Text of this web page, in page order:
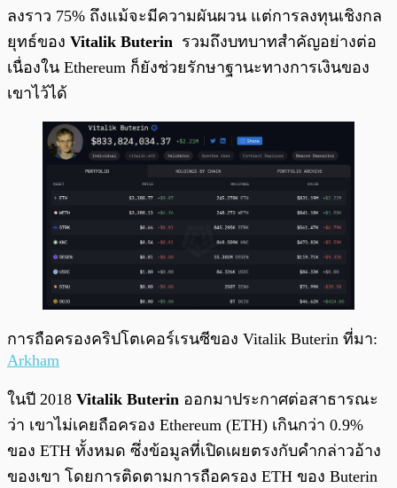
ลงราว 75% ถึงแม้จะมีความผันผวน แต่การลงทุนเชิงกล
ยุทธ์ของ Vitalik Buterin รวมถึงบทบาทสำคัญอย่างต่อ
เนื่องใน Ethereum ก็ยังช่วยรักษาฐานะทางการเงินของ
เขาไว้ได้
การถือครองคริปโตเคอร์เรนซีของ Vitalik Buterin ที่มา:
Arkham
ในปี 2018 Vitalik Buterin ออกมาประกาศต่อสาธารณะ
ว่า เขาไม่เคยถือครอง Ethereum (ETH) เกินกว่า 0.9%
ของ ETH ทั้งหมด ซึ่งข้อมูลที่เปิดเผยตรงกับคำกล่าวอ้าง
ของเขา โดยการติดตามการถือครอง ETH ของ Buterin